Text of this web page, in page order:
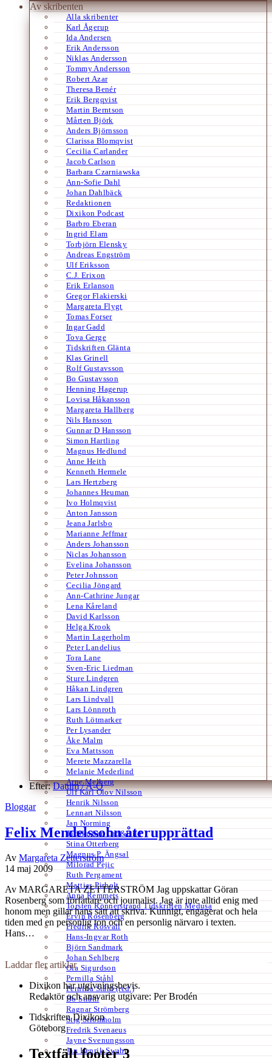
Av skribenten
Alla skribenter
Karl Ågerup
Ida Andersen
Erik Andersson
Niklas Andersson
Tommy Andersson
Robert Azar
Theresa Benér
Erik Bergqvist
Martin Berntson
Mårten Björk
Anders Björnsson
Clarissa Blomqvist
Cecilia Carlander
Jacob Carlson
Barbara Czarniawska
Ann-Sofie Dahl
Johan Dahlbäck
Redaktionen
Dixikon Podcast
Barbro Eberan
Ingrid Elam
Torbjörn Elensky
Andreas Engström
Ulf Eriksson
C.J. Erixon
Erik Erlanson
Gregor Flakierski
Margareta Flygt
Tomas Forser
Ingar Gadd
Tova Gerge
Tidskriften Glänta
Klas Grinell
Rolf Gustavsson
Bo Gustavsson
Henning Hagerup
Lovisa Håkansson
Margareta Hallberg
Nils Hansson
Gunnar D Hansson
Simon Hartling
Magnus Hedlund
Anne Heith
Kenneth Hermele
Lars Hertzberg
Johannes Heuman
Ivo Holmqvist
Anton Jansson
Jeana Jarlsbo
Marianne Jeffmar
Anders Johansson
Niclas Johansson
Evelina Johansson
Peter Johnsson
Cecilia Jöngard
Ann-Cathrine Jungar
Lena Kåreland
David Karlsson
Helga Krook
Martin Lagerholm
Peter Landelius
Tora Lane
Sven-Eric Liedman
Sture Lindgren
Håkan Lindgren
Lars Lindvall
Lars Lönnroth
Ruth Lötmarker
Per Lysander
Åke Malm
Eva Mattsson
Merete Mazzarella
Melanie Mederlind
Arne Melberg
Ulf Karl Olov Nilsson
Henrik Nilsson
Lennart Nilsson
Jan Norming
Tidskriften Ord&Bild
Stina Otterberg
Magnus P. Ängsal
Milorad Pejic
Ruth Pergament
Mattias Pirholt
Anna Remmets
Torsten Rönnerstrand Tidskriften Medusa
Ervin Rosenberg
Fredrik Rosvall
Hans-Ingvar Roth
Björn Sandmark
Johan Sehlberg
Ola Sigurdson
Pernilla Ståhl
Pernilla Ståhl (red.)
Bo Stråth
Ragnar Strömberg
Stig Strömholm
Fredrik Svenaeus
Jayne Svenungsson
Jan Henrik Swahn
Efter:Datum /A-Ö
Bloggar
Felix Mendelssohn återupprättad
Av Margareta Zetterström
14 maj 2009
Av MARGARETA ZETTERSTRÖM Jag uppskattar Göran
Rosenberg som författare och journalist. Jag är inte alltid enig med
honom men gillar hans sätt att skriva. Kunnigt, engagerat och hela
tiden med en personlig ton och en personlig närvaro i texten.
Hans…
Laddar fler artiklar
Dixikon har utgivningsbevis.
Redaktör och ansvarig utgivare: Per Brodén
Tidskriften Dixikon
Göteborg
Textfält footer 3